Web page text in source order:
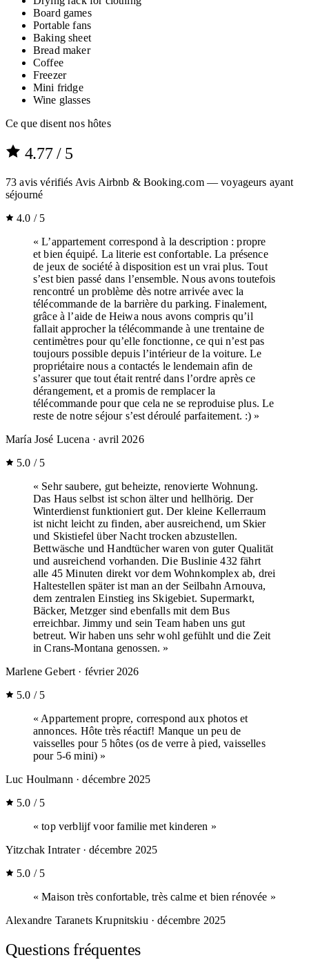
Board games
Portable fans
Baking sheet
Bread maker
Coffee
Freezer
Mini fridge
Wine glasses
Ce que disent nos hôtes
4.77 / 5
73 avis vérifiés Avis Airbnb & Booking.com — voyageurs ayant
séjourné
4.0 / 5
« L’appartement correspond à la description : propre
et bien équipé. La literie est confortable. La présence
de jeux de société à disposition est un vrai plus. Tout
s’est bien passé dans l’ensemble. Nous avons toutefois
rencontré un problème dès notre arrivée avec la
télécommande de la barrière du parking. Finalement,
grâce à l’aide de Heiwa nous avons compris qu’il
fallait approcher la télécommande à une trentaine de
centimètres pour qu’elle fonctionne, ce qui n’est pas
toujours possible depuis l’intérieur de la voiture. Le
propriétaire nous a contactés le lendemain afin de
s’assurer que tout était rentré dans l’ordre après ce
dérangement, et a promis de remplacer la
télécommande pour que cela ne se reproduise plus. Le
reste de notre séjour s’est déroulé parfaitement. :) »
María José Lucena · avril 2026
5.0 / 5
« Sehr saubere, gut beheizte, renovierte Wohnung.
Das Haus selbst ist schon älter und hellhörig. Der
Winterdienst funktioniert gut. Der kleine Kellerraum
ist nicht leicht zu finden, aber ausreichend, um Skier
und Skistiefel über Nacht trocken abzustellen.
Bettwäsche und Handtücher waren von guter Qualität
und ausreichend vorhanden. Die Buslinie 432 fährt
alle 45 Minuten direkt vor dem Wohnkomplex ab, drei
Haltestellen später ist man an der Seilbahn Arnouva,
dem zentralen Einstieg ins Skigebiet. Supermarkt,
Bäcker, Metzger sind ebenfalls mit dem Bus
erreichbar. Jimmy und sein Team haben uns gut
betreut. Wir haben uns sehr wohl gefühlt und die Zeit
in Crans-Montana genossen. »
Marlene Gebert · février 2026
5.0 / 5
« Appartement propre, correspond aux photos et
annonces. Hôte très réactif! Manque un peu de
vaisselles pour 5 hôtes (os de verre à pied, vaisselles
pour 5-6 mini) »
Luc Houlmann · décembre 2025
5.0 / 5
« top verblijf voor familie met kinderen »
Yitzchak Intrater· décembre 2025
5.0 / 5
« Maison très confortable, très calme et bien rénovée »
Alexandre Taranets Krupnitskiu · décembre 2025
Questions fréquentes